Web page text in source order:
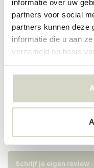
informatie over uw
partners voor social
partners kunnen deze
informatie die u aan
verzameld op basis
Artikelnummer
SKU
Reviews
Er zijn nog geen reviews
Schrijf je eigen review